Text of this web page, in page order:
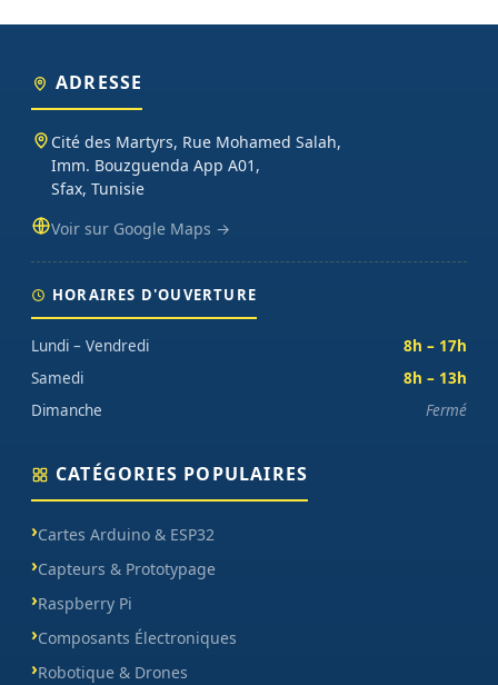
ADRESSE
Cité des Martyrs, Rue Mohamed Salah,
Imm. Bouzguenda App A01,
Sfax, Tunisie
Voir sur Google Maps →
HORAIRES D'OUVERTURE
Lundi – Vendredi
8h – 17h
Samedi
8h – 13h
Dimanche
Fermé
CATÉGORIES POPULAIRES
Cartes Arduino & ESP32
Capteurs & Prototypage
Raspberry Pi
Composants Électroniques
Robotique & Drones